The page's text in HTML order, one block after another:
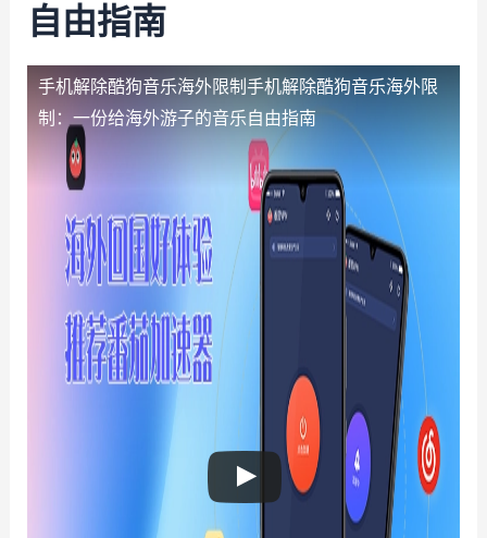
自由指南
手机解除酷狗音乐海外限制 手机解除酷狗音乐海外限
制：一份给海外游子的音乐自由指南